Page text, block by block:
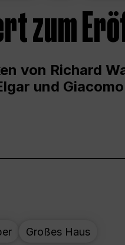
zum
von Richard
und
Großes Haus